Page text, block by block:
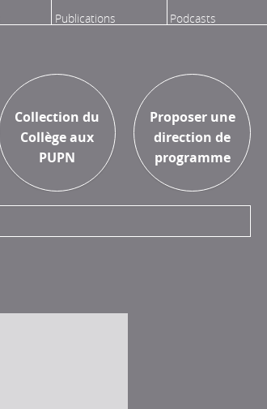
Publications Podcasts
Proposer une
direction de
programme
Proposer une
recherche
Collection du
Collège aux
PUPN
Aux Presses
Universitaires
Paris Nanterre